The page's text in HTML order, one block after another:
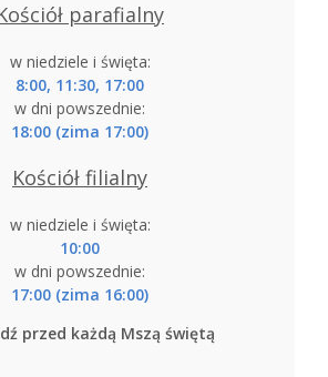
parafialny
w niedziele i święta:
8:00, 11:30, 17:00
w dni powszednie:
18:00 (zima 17:00)
Kościół filialny
w niedziele i święta:
10:00
w dni powszednie:
17:00 (zima 16:00)
przed każdą Mszą świętą